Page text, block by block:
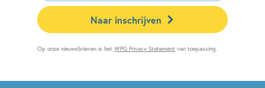
Naar inschrijven
Op onze nieuwsbrieven is hetWPG Privacy Statement van toepassing.